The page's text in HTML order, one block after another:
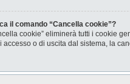
il comando “Cancella cookie”?
cookie” eliminerà tutti i cookie
accesso o di uscita dal sistema, la